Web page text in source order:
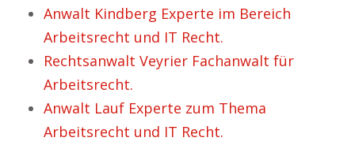
Anwalt Kindberg Experte im Bereich
Arbeitsrecht und IT Recht.
Rechtsanwalt Veyrier Fachanwalt für
Arbeitsrecht.
Anwalt Lauf Experte zum Thema
Arbeitsrecht und IT Recht.